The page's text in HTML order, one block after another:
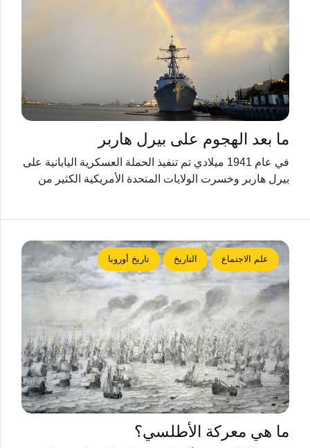
ما بعد الهجوم على بيرل هاربر
في عام 1941 ميلادي تم تنفيذ الحملة العسكرية اليابانية على
بيرل هاربر وخسرت الولايات المتحدة الأمريكية الكثير من
علم الاجتماع التاريخ تاريخ أوروبا
ما هي معركة الأطلسي؟